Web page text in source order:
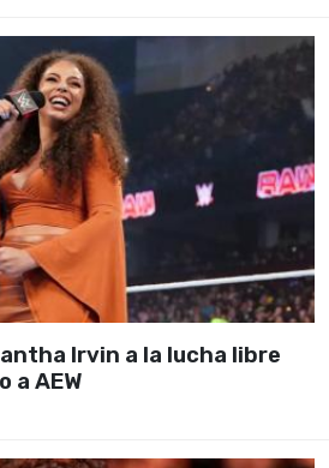
Irvin a la lucha libre
a AEW